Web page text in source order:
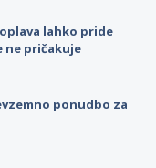
lahko pride
ne pričakuje
ponudbo za